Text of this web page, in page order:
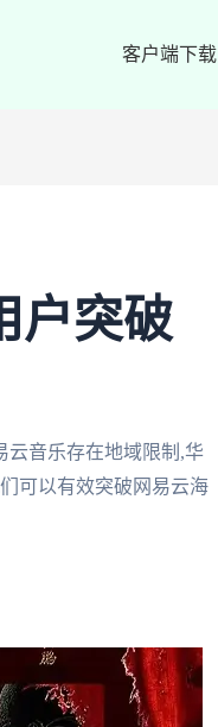
客户端下载
户突破
云音乐存在地域限制,华
可以有效突破网易云海